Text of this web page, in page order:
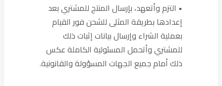
• التزم وأتعهد، بإرسال المنتج للمشتري بعد
إعدادها بطريقة المثلى للشحن فور القيام
بعملية الشراء وإرسال بيانات إثبات ذلك
للمشتري وأتحمل المسئولية الكاملة عكس
ذلك أمام جميع الجهات المسؤولة والقانونية.